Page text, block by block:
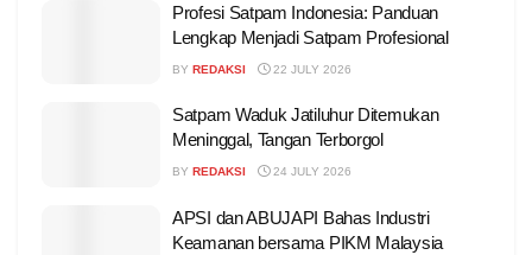
Profesi Satpam Indonesia: Panduan
Lengkap Menjadi Satpam Profesional
BY REDAKSI 22 JULY 2026
Satpam Waduk Jatiluhur Ditemukan
Meninggal, Tangan Terborgol
BY REDAKSI 24 JULY 2026
APSI dan ABUJAPI Bahas Industri
Keamanan bersama PIKM Malaysia